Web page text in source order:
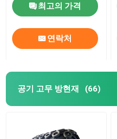
최고의 가격
연락처
공기 고무 방현재 (66)